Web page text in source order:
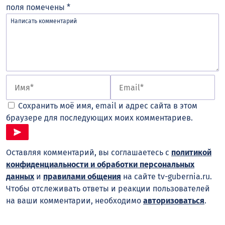
поля помечены *
Сохранить моё имя, email и адрес сайта в этом
браузере для последующих моих комментариев.
Оставляя комментарий, вы соглашаетесь с политикой
конфиденциальности и обработки персональных
данныхи правилами общения на сайте tv-gubernia.ru.
Чтобы отслеживать ответы и реакции пользователей
на ваши комментарии, необходимо авторизоваться.